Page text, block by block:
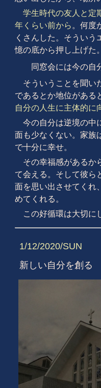
学生時代の友人と定
年くらい前から。何度
くさんした。そういう
憶の底から押し上げた。
同窓会には今の自
そういうことを聞い
であるとか地位がある
自分の人生に主体的に
今の自分は逆境の中
面も少なくない。家族
で十分に幸せ。
その幸福感があるか
て会える。そして彼ら
面を思い出させてくれ
めてくれる。
この好循環は大切に
1/12/2020/SUN
新しい自分を創る